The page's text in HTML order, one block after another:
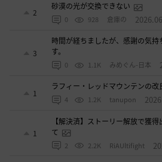
2
砂漠の光が交換できない
0 928 倉庫の
3
時間が経ちましたが、感謝の気
す。
0 1.1K みめぐん-日本
1
ラフィー・レッドマウンテンの改
4 1.2K tanupon
1
【解決済】ストーリー解放で獲
て
2 2.2K RiAUltifight